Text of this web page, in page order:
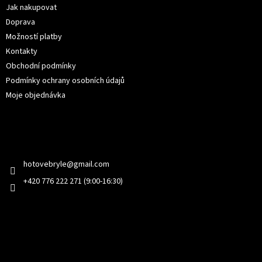
Jak nakupovat
Doprava
Možností platby
Kontakty
Obchodní podmínky
Podmínky ochrany osobních údajů
Moje objednávka
hotovebryle@gmail.com
+420 776 222 271 (9:00-16:30)